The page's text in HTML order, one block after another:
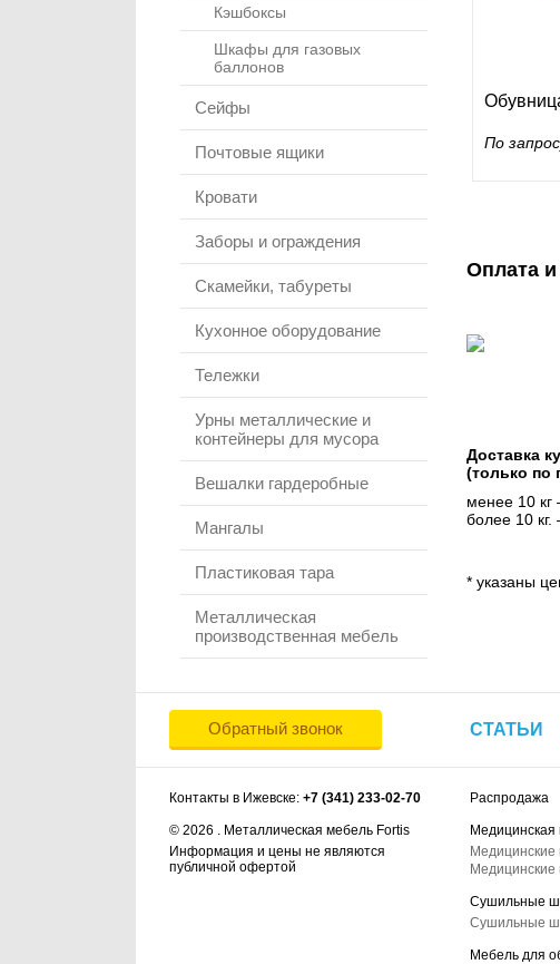
Кэшбоксы
Шкафы для газовых
баллонов
Сейфы
Почтовые ящики
Кровати
Заборы и ограждения
Скамейки, табуреты
Кухонное оборудование
Тележки
Урны металлические и
контейнеры для мусора
Вешалки гардеробные
Мангалы
Пластиковая тара
Металлическая
производственная мебель
По
Оплата
Доставка
(только по
менее 10 кг
более 10 кг.
* указаны
Обратный звонок СТАТЬИ
Контакты в Ижевске: +7 (341) 233-02-70
© 2026 . Металлическая мебель Fortis
Информация и цены не являются
публичной офертой
Распродажа
Медицинская
Медицинские
Сушильные
Сушильные
Мебель для